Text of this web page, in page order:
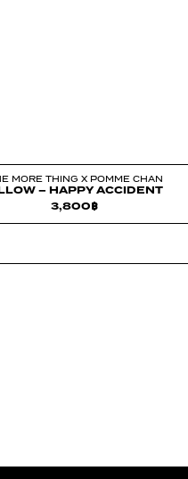
MORE THING X POMME CHAN
– HAPPY ACCIDENT
3,800฿